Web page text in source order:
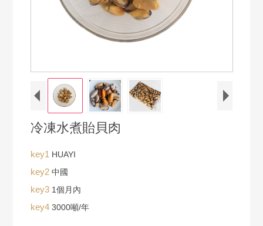
冷凍水煮貽貝肉
key1 HUAYI
key2中國
key3 1個月內
key43000噸/年